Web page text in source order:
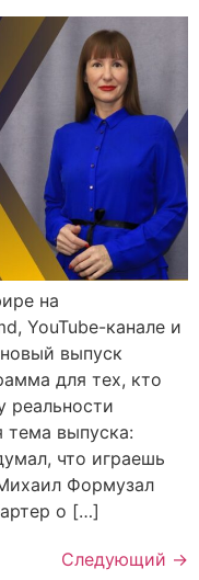
на
YouTube-канале и
выпуск
для тех, кто
реальности
тема выпуска:
что играешь
Формузал
о […]
Следующий →